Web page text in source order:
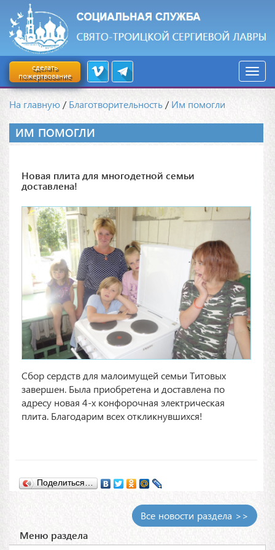
сделать
пожертвование
На главную /Благотворительность /Им помогли
ИМ ПОМОГЛИ
Новая плита для многодетной семьи
доставлена!
Сбор сердств для малоимущей семьи Титовых
завершен. Была приобретена и доставлена по
адресу новая 4-х конфорочная электрическая
плита. Благодарим всех откликнувшихся!
Поделиться…
Все новости раздела >>
Меню раздела